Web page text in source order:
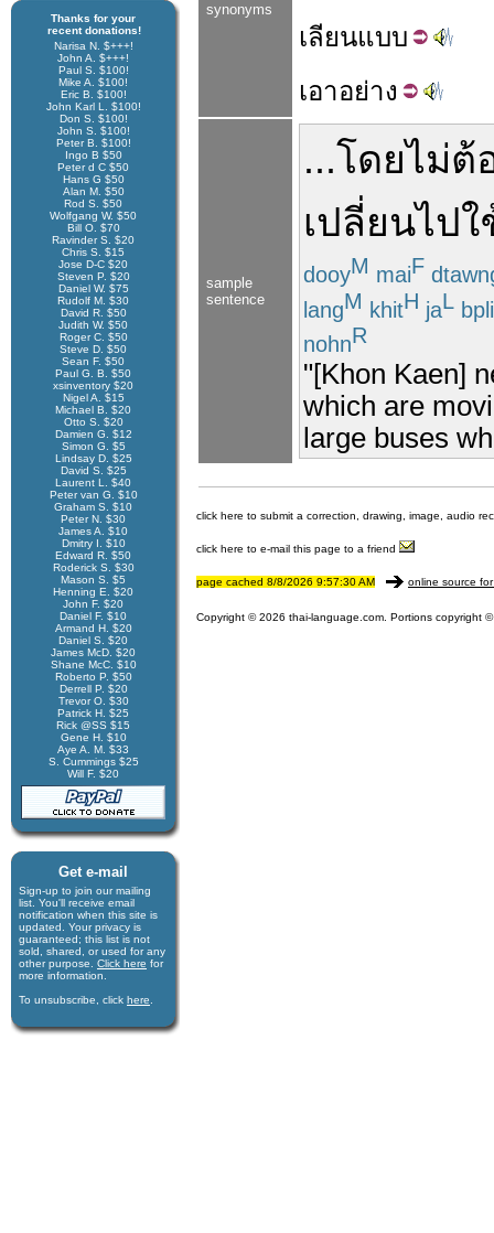
Thanks for your
recent donations!
Narisa N. $+++!
John A. $+++!
Paul S. $100!
Mike A. $100!
Eric B. $100!
John Karl L. $100!
Don S. $100!
John S. $100!
Peter B. $100!
Ingo B $50
Peter d C $50
Hans G $50
Alan M. $50
Rod S. $50
Wolfgang W. $50
Bill O. $70
Ravinder S. $20
Chris S. $15
Jose D-C $20
Steven P. $20
Daniel W. $75
Rudolf M. $30
David R. $50
Judith W. $50
Roger C. $50
Steve D. $50
Sean F. $50
Paul G. B. $50
xsinventory $20
Nigel A. $15
Michael B. $20
Otto S. $20
Damien G. $12
Simon G. $5
Lindsay D. $25
David S. $25
Laurent L. $40
Peter van G. $10
Graham S. $10
Peter N. $30
James A. $10
Dmitry I. $10
Edward R. $50
Roderick S. $30
Mason S. $5
Henning E. $20
John F. $20
Daniel F. $10
Armand H. $20
Daniel S. $20
James McD. $20
Shane McC. $10
Roberto P. $50
Derrell P. $20
Trevor O. $30
Patrick H. $25
Rick @SS $15
Gene H. $10
Aye A. M. $33
S. Cummings $25
Will F. $20
Get e-mail
Sign-up to join our mail­ing
list. You'll receive e­mail
notification when this site is
updated. Your privacy is
guaran­teed; this list is not
sold, shared, or used for any
other purpose. Click here for
more infor­mation.
To unsubscribe, click here
synonyms
เลียนแบบ
เอาอย่าง
sample
sentence
...โดยไม่ต้
เปลี่ยนไปใ
dooyM maiF
langM khitH jaL
nohnR
"[Khon Kaen]
which are
large buses
click here to submit a correction, drawing, image, audio
click here to e-mail this page to a friend
page cached 8/8/2026 9:57:30 AM online source
Copyright © 2026 thai-language.com. Portions copyright